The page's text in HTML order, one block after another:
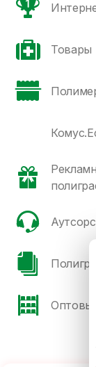
Товары